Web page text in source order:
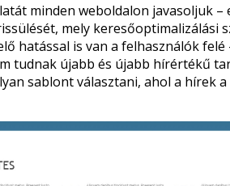
minden weboldalon javasoljuk
mely keresőoptimalizálási
hatással is van a felhasználók felé
tudnak újabb és újabb hírértékű
sablont választani, ahol a hírek